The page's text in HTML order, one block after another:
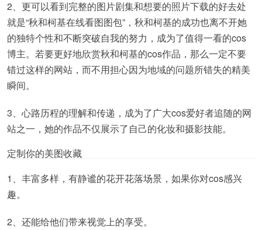
2、更可以看到完整的图片剧集和想要的照片下载的好去处
就是“秋和柯基在线看图图包”，秋和柯基的成功也离不开她
的独特个性和不断突破自我的努力，成为了值得一看的cos
博主。若要更好地欣赏秋和柯基的cos作品，那么一定不要
错过这样的网站，而不用担心因为地域的问题所错失的精美
瞬间。
3、心路历程的理解和传递，成为了广大cos爱好者追随的网
站之一，她的作品不仅展示了自己的化妆和摄影技能。
定制你的美图收藏
1、丰富多样，有静谧的花开花落场景，如果你对cos感兴
趣。
2、还能给他们带来视觉上的享受。